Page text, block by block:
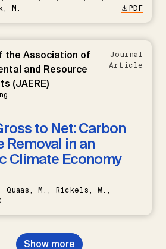
M.
PDF
the Association of
and Resource
(JAERE)
Journal
Article
to Net: Carbon
Removal in an
Climate Economy
M., Rickels, W.,
Show more